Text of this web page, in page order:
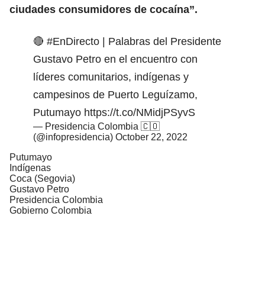
ciudades consumidores de cocaína”.
🔴 #EnDirecto | Palabras del Presidente
Gustavo Petro en el encuentro con
líderes comunitarios, indígenas y
campesinos de Puerto Leguízamo,
Putumayo https://t.co/NMidjPSyvS
— Presidencia Colombia 🇨🇴
(@infopresidencia) October 22, 2022
Putumayo
Indígenas
Coca (Segovia)
Gustavo Petro
Presidencia Colombia
Gobierno Colombia